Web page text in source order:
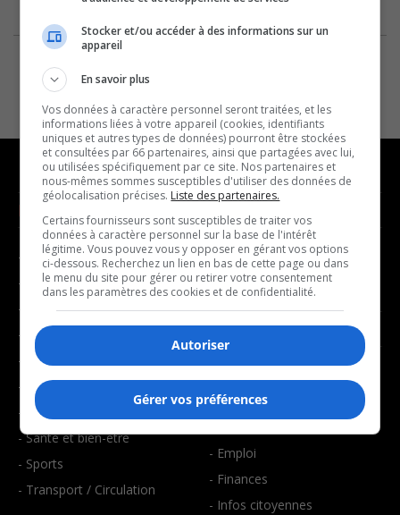
NOUVELLES
- Affaires municipales
- Communauté / Social
- Culture
- Économie
- Éducation
- Environnement
- Faits divers
- Santé et bien-être
- Sports
- Transport / Circulation
MUSIQUE
- Décompte franco
- Joué récemment
BALADOS
- Art de vivre
- Emploi
- Finances
- Infos citoyennes
Stocker et/ou accéder à des informations sur un
appareil
En savoir plus
Vos données à caractère personnel seront traitées, et les
informations liées à votre appareil (cookies, identifiants
uniques et autres types de données) pourront être stockées
et consultées par 66 partenaires, ainsi que partagées avec lui,
ou utilisées spécifiquement par ce site. Nos partenaires et
nous-mêmes sommes susceptibles d'utiliser des données de
géolocalisation précises. Liste des partenaires.
Certains fournisseurs sont susceptibles de traiter vos
données à caractère personnel sur la base de l'intérêt
légitime. Vous pouvez vous y opposer en gérant vos options
ci-dessous. Recherchez un lien en bas de cette page ou dans
le menu du site pour gérer ou retirer votre consentement
dans les paramètres des cookies et de confidentialité.
Autoriser
Gérer vos préférences